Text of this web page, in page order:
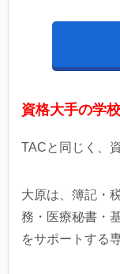
資格大手の学
TACと同じく、
大原は、簿記・
務・医療秘書・
をサポートする